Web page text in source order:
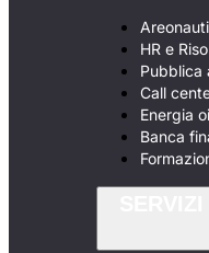
HR e
Pubblica
Call
Energia
Banca